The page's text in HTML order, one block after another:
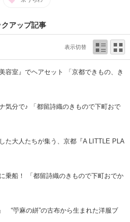
クアップ記事
表示切替
容室』でヘアセット 「京都できもの、き
気分で♪ 「都留詩織のきもので下町おで
た大人たちが集う、京都『A LITTLE PLA
乗船！ 「都留詩織のきもので下町おでか
“苧麻の絣”の古布から生まれた洋服ブ